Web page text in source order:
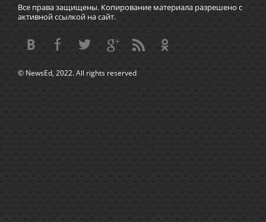
Все права защищены. Копирование материала разрешено с
активной ссылкой на сайт.
© NewsEd, 2022. All rights reserved